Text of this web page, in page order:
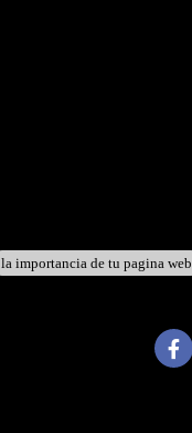
la importancia de tu pagina web